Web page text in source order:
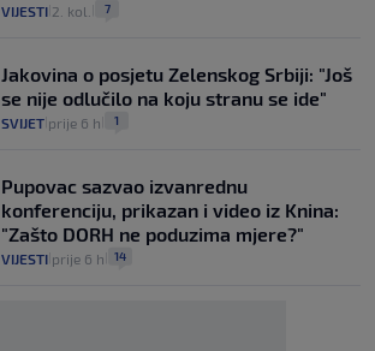
VIJESTI 2. kol. 7
Jakovina o posjetu Zelenskog Srbiji: "Još
se nije odlučilo na koju stranu se ide"
SVIJET prije 6 h 1
Pupovac sazvao izvanrednu
konferenciju, prikazan i video iz Knina:
"Zašto DORH ne poduzima mjere?"
VIJESTI prije 6 h 14